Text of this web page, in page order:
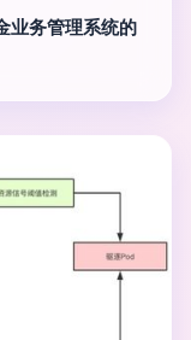
业务管理系统的